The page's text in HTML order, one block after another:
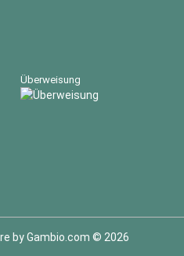
Überweisung
by Gambio.com © 2026